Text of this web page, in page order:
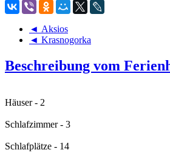
◄ Aksios
◄ Krasnogorka
Beschreibung vom
Häuser - 2
Schlafzimmer - 3
Schlafplätze - 14